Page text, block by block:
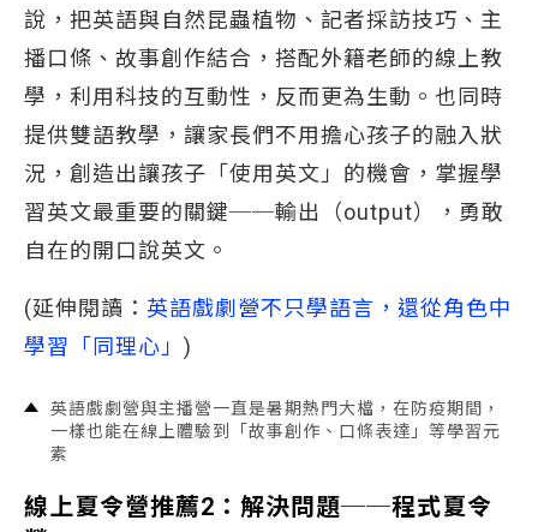
說，把英語與自然昆蟲植物、記者採訪技巧、主
播口條、故事創作結合，搭配外籍老師的線上教
學，利用科技的互動性，反而更為生動。也同時
提供雙語教學，讓家長們不用擔心孩子的融入狀
況，創造出讓孩子「使用英文」的機會，掌握學
習英文最重要的關鍵──輸出（output），勇敢
自在的開口說英文。
(延伸閱讀： 英語戲劇營不只學語言，還從角色中
學習「同理心」 )
英語戲劇營與主播營一直是暑期熱門大檔，在防疫期間，
一樣也能在線上體驗到「故事創作、口條表達」等學習元
素
線上夏令營推薦2：解決問題──程式夏令